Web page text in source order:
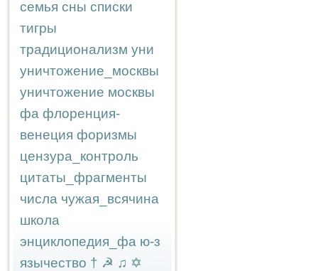
семья сны списки
тигры
традиционализм уни
уничтожение_москвы
уничтожение москвы
фа флоренция-
венеция форизмы
цензура_контроль
цитаты_фрагменты
числа чужая_всячина
школа
энциклопедия_фа ю-з
язычество † ☭ ♫ ✡